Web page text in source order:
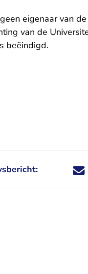
eigenaar van de
van de
beëindigd.
Deel dit
Deel